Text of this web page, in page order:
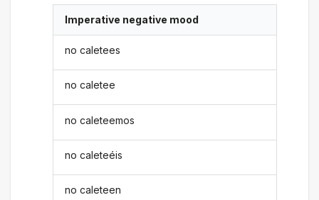
Imperative negative mood
no caletees
no caletee
no caleteemos
no caleteéis
no caleteen